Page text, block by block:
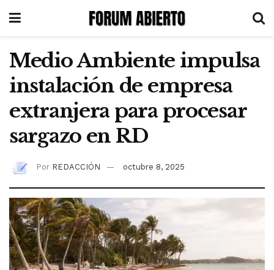
Medio Ambiente impulsa
instalación de empresa
extranjera para procesar
sargazo en RD
Por REDACCIÓN octubre 8, 2025